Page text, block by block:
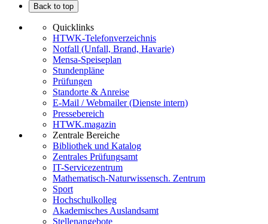
Back to top
Quicklinks
HTWK-Telefonverzeichnis
Notfall (Unfall, Brand, Havarie)
Mensa-Speiseplan
Stundenpläne
Prüfungen
Standorte & Anreise
E-Mail / Webmailer (Dienste intern)
Pressebereich
HTWK.magazin
Zentrale Bereiche
Bibliothek und Katalog
Zentrales Prüfungsamt
IT-Servicezentrum
Mathematisch-Naturwissensch. Zentrum
Sport
Hochschulkolleg
Akademisches Auslandsamt
Stellenangebote